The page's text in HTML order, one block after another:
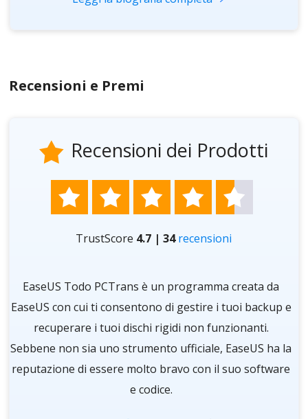
Recensioni e Premi
 Recensioni dei Prodotti
    
TrustScore 4.7 | 34 recensioni
EaseUS Todo PCTrans è un programma creata da
EaseUS con cui ti consentono di gestire i tuoi backup e
recuperare i tuoi dischi rigidi non funzionanti.
Sebbene non sia uno strumento ufficiale, EaseUS ha la
reputazione di essere molto bravo con il suo software
e codice.